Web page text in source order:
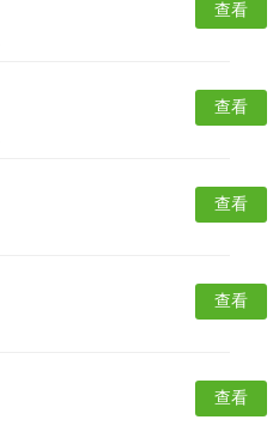
查看
查看
查看
查看
查看